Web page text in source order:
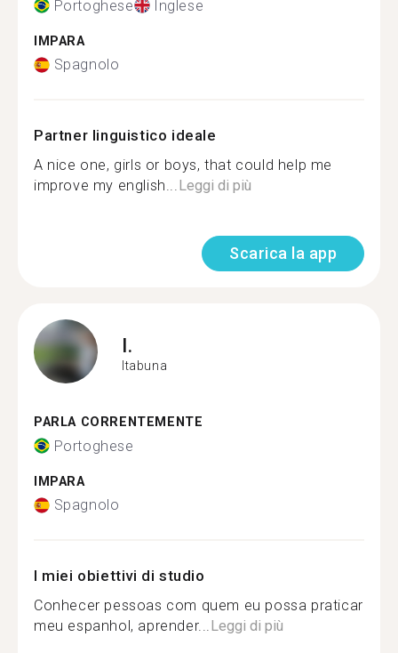
Portoghese Inglese
IMPARA
Spagnolo
Partner linguistico ideale
A nice one, girls or boys, that could help me
improve my english...Leggi di più
Scarica la app
I.
Itabuna
PARLA CORRENTEMENTE
Portoghese
IMPARA
Spagnolo
I miei obiettivi di studio
Conhecer pessoas com quem eu possa praticar
meu espanhol, aprender...Leggi di più